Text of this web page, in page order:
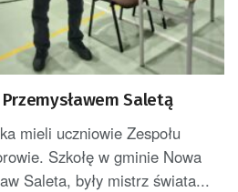
Saletą
mieli uczniowie Zespołu
Szkołę w gminie Nowa
Saleta, były mistrz świata...